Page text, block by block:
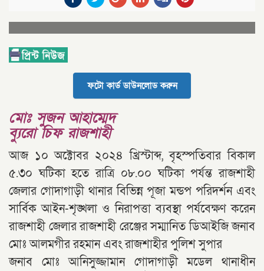
ফটো কার্ড ডাউনলোড করুন
মোঃ সুজন আহাম্মেদ
ব্যুরো চিফ রাজশাহী
আজ ১০ অক্টোবর ২০২৪ খ্রিস্টাব্দ, বৃহস্পতিবার বিকাল
৫.৩০ ঘটিকা হতে রাত্রি ০৮.০০ ঘটিকা পর্যন্ত রাজশাহী
জেলার গোদাগাড়ী থানার বিভিন্ন পূজা মন্ডপ পরিদর্শন এবং
সার্বিক আইন-শৃঙ্খলা ও নিরাপত্তা ব্যবস্থা পর্যবেক্ষণ করেন
রাজশাহী জেলার রাজশাহী রেঞ্জের সম্মানিত ডিআইজি জনাব
মোঃ আলমগীর রহমান এবং রাজশাহীর পুলিশ সুপার
জনাব মোঃ আনিসুজ্জামান গোদাগাড়ী মডেল থানাধীন